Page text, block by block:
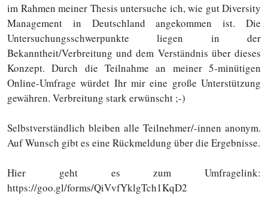
im Rahmen meiner Thesis untersuche ich, wie gut Diversity
Management in Deutschland angekommen ist. Die
Untersuchungsschwerpunkte liegen in der
Bekanntheit/Verbreitung und dem Verständnis über dieses
Konzept. Durch die Teilnahme an meiner 5-minütigen
Online-Umfrage würdet Ihr mir eine große Unterstützung
gewähren. Verbreitung stark erwünscht ;-)
Selbstverständlich bleiben alle Teilnehmer/-innen anonym.
Auf Wunsch gibt es eine Rückmeldung über die Ergebnisse.
Hier geht es zum Umfragelink:
https://goo.gl/forms/QiVvfYklgTch1KqD2